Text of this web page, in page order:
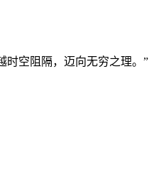
时空阻隔，迈向无穷之理。”